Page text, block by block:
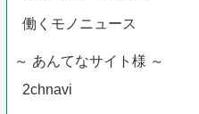
働くモノニュース
～ あんてなサイト様 ～
2chnavi